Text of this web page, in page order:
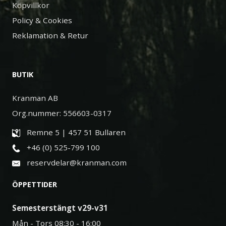
Köpvillkor
Policy & Cookies
Reklamation & Retur
BUTIK
Kranman AB
Org.nummer: 556603-0317
Remne 5 | 457 51 Bullaren
+46 (0) 525-799 100
reservdelar@kranman.com
ÖPPETTIDER
Semesterstängt v29-v31
Mån - Tors 08:30 - 16:00